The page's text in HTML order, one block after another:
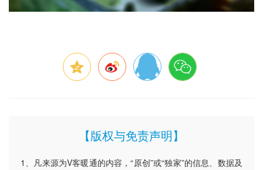
【版权与免责声明】
1、凡来源为V客暖通的内容，“原创”或“独家”的信息、数据及